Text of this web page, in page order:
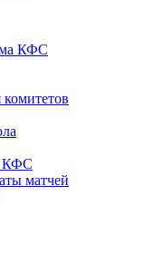
КФС
КФС
матчей